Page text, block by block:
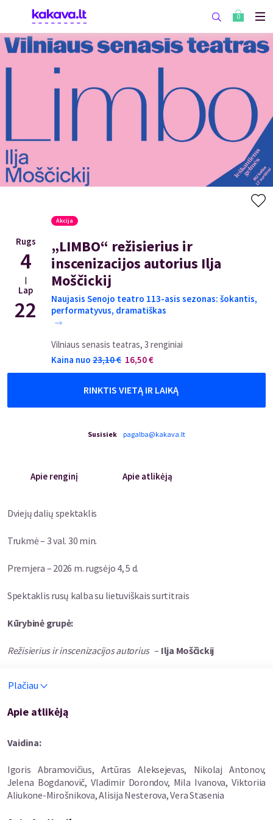
0
Rugs
4
|
Lap
22
Akcija
„LIMBO“ režisierius ir
inscenizacijos autorius Ilja
Moščickij
Naujasis Senojo teatro 113-asis sezonas: šokantis,
performatyvus, dramatiškas
Vilniaus senasis teatras, 3 renginiai
Kaina nuo 23,10€ 16,50€
RINKTIS VIETĄ IR LAIKĄ
Susisiek pagalba@kakava.lt
Apie renginį Apie atlikėją
Dviejų dalių spektaklis
Trukmė – 3 val. 30 min.
Premjera – 2026 m. rugsėjo 4, 5 d.
Spektaklis rusų kalba su lietuviškais surtitrais
Kūrybinė grupė:
Režisierius ir inscenizacijos autorius– Ilja Moščickij
Kompozitorius
Šviesų dailininkas–
Plačiau
Apie atlikėją
Vaidina:
Igoris Abramovičius, Artūras Aleksejevas, Nikolaj Antonov,
Jelena Bogdanovič, Vladimir Dorondov, Mila Ivanova, Viktoriia
Aliukone-Mirošnikova, Alisija Nesterova, Vera Stasenia